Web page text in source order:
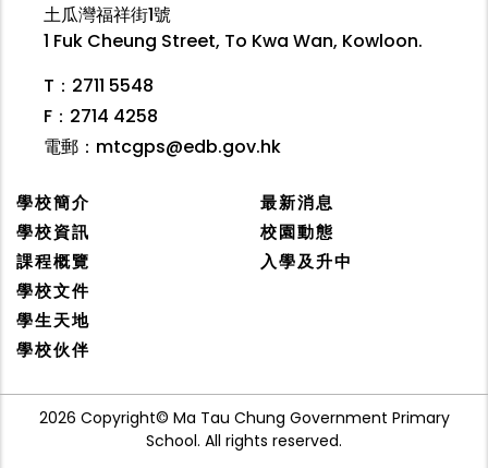
土瓜灣福祥街1號
1 Fuk Cheung Street, To Kwa Wan, Kowloon.
T：2711 5548
F：2714 4258
電郵： mtcgps@edb.gov.hk
學校簡介
學校資訊
課程概覽
學校文件
學生天地
學校伙伴
最新消息
校園動態
入學及升中
2026 Copyright© Ma Tau Chung Government Primary
School. All rights reserved.